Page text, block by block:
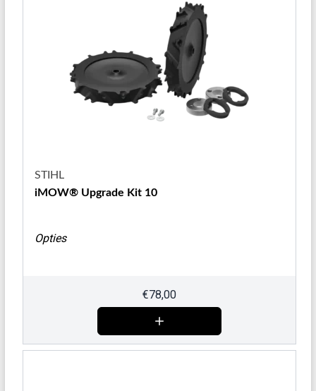
STIHL
iMOW® Upgrade Kit 10
Opties
€78,00